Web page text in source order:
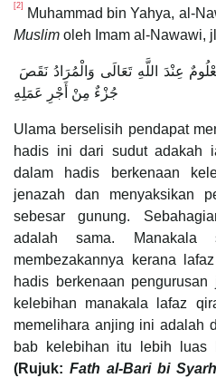
[2] Muhammad bin Yahya, al-
Muslim oleh Imam al-Nawawi,
Ulama berselisih pendapat
hadis ini dari sudut adakah
dalam hadis berkenaan
jenazah dan menyaksikan
sebesar gunung.
adalah sama. Manakala
membezakannya kerana
hadis berkenaan
kelebihan manakala lafaz
memelihara anjing ini adalah
bab kelebihan itu lebih luas
(Rujuk: Fath al-Bari bi